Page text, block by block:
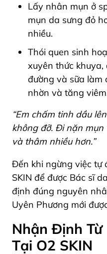
Lấy nhân mụn ở
mụn da sưng đỏ
nhiều.
Thói quen sinh
xuyên thức
đường và sữa làm
nhờn và tăng
“Em chấm tinh dầu
không đỡ. Đi nặn
và thâm nhiều hơn.”
Đến khi ngừng việc tự
SKIN để được Bác sĩ
định đúng nguyên
Uyên Phương mới
Nhận Định Từ
Tại O2 SKIN